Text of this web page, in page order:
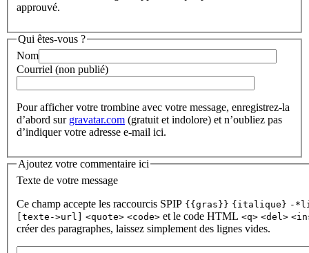
approuvé.
Qui êtes-vous ?
Nom
Courriel (non publié)
Pour afficher votre trombine avec votre message, enregistrez-la
d’abord sur gravatar.com (gratuit et indolore) et n’oubliez pas
d’indiquer votre adresse e-mail ici.
Ajoutez votre commentaire ici
Texte de votre message
Ce champ accepte les raccourcis SPIP {{gras}} {italique} -
[texte->url]
<quote> <code> et le code HTML <q> <del>
créer des paragraphes, laissez simplement des lignes vides.